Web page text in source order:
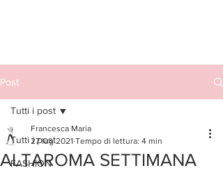
Post
Tutti i post
FASHION
Tutti i post
ALTAROMA SETTIMANA
Francesca Maria
27 lug 2021 Tempo di lettura: 4 min